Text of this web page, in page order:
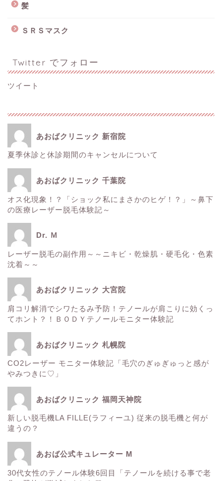
髪
ＳＲＳマスク
Twitter でフォロー
ツイート
あおばクリニック 新宿院
夏季休診と休診期間のキャンセルについて
あおばクリニック 千葉院
オス化現象！？「ショック私にまさかのヒゲ！？」～鼻下
の医療レーザー脱毛体験記～
Dr. Ｍ
レーザー脱毛の副作用～～ニキビ・乾燥肌・硬毛化・色素
沈着～～
あおばクリニック 大宮院
肩コリ解消でシワたるみ予防！テノールが肩こりに効くっ
てホント？！ＢＯＤＹテノールモニター体験記
あおばクリニック 札幌院
CO2レーザー モニター体験記「毛穴のぎゅぎゅっと感が
やみつきに♡」
あおばクリニック 福岡天神院
新しい脱毛機LA FILLE(ラフィーユ) 従来の脱毛機と何が
違うの？
あおば公式キュレーター M
30代女性のテノール体験6回目「テノールを続ける事で老
■美容情報■
健康
肌
ウルトラアクセント
サーマクール
レーザートーニング